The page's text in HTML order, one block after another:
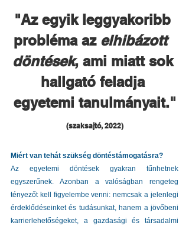
"Az egyik leggyakoribb
probléma az elhibázott
döntések, ami miatt sok
hallgató feladja
egyetemi tanulmányait."
(szaksajtó, 2022)
Miért van tehát szükség döntéstámogatásra?
Az egyetemi döntések gyakran tűnhetnek
egyszerűnek. Azonban a valóságban rengeteg
tényezőt kell figyelembe venni: nemcsak a jelenlegi
érdeklődéseinket és tudásunkat, hanem a jövőbeni
karrierlehetőségeket, a gazdasági és társadalmi